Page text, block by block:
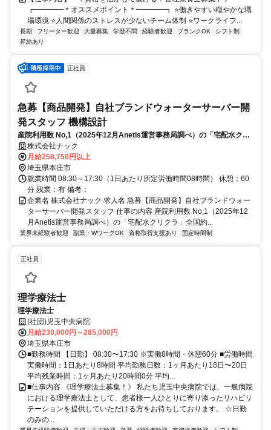
┏━━━━＊オススメポイント＊━━━━┓ ⭐️働きやすい穏やかな職
場環境 ⭐️人間関係のストレスが少ないチーム体制 ⭐️ワークライフ...
長期 フリーター歓迎 大量募集 学歴不問 経験者歓迎 ブランクOK
シフト制
昇給あり
正社員
急募【商品開発】自社ブランドウォーターサーバー開
発スタッフ 機構設計
産院利用数 No,1（2025年12月Anetis運営事務局調べ）の「宅配水クリ
クラ」全国約500拠点で展開するクリクラチェーン本部の商品開発室で
品開発や品質保証業務を行っていただきます。
株式会社ナック
月給258,750円以上
埼玉県本庄市
就業時間 08:30～17:30（1日あたり所定労働時間08時間） 休憩：60
分 残業：有 備考：
企業名 株式会社ナック 求人名 急募【商品開発】自社ブランドウォー
ターサーバー開発スタッフ 仕事の内容 産院利用数 No,1（2025年12
月Anetis運営事務局調べ）の「宅配水クリクラ」全国約...
業界未経験者歓迎 副業・WワークOK 資格取得支援あり 固定時間制
正社員
理学療法士
理学療法士
(社団)児玉中央病院
月給230,000円～285,000円
埼玉県本庄市
■勤務時間 【日勤】 08:30〜17:30 ※実働8時間・休憩60分 ■労働時間
実働時間：1日あたり8時間 平均勤務日数：1ヶ月あたり18日〜20日
平均残業時間：1ヶ月あたり20時間0分 平均...
■仕事内容 《理学療法士募集！》 私たち児玉中央病院では、一般病院
における理学療法士として、患者様一人ひとりに寄り添ったリハビリ
テーションを提供していただける方をお待ちしております。 ☆日勤
のみの...